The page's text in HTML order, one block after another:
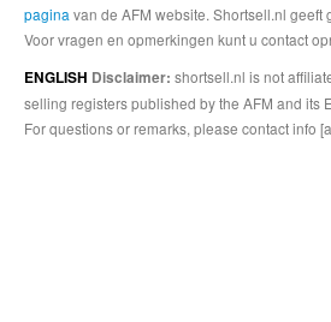
pagina van de AFM website. Shortsell.nl
Voor vragen en opmerkingen kunt u contact
ENGLISH Disclaimer: shortsell.nl is not
selling registers published by the AFM and its
For questions or remarks, please contact info